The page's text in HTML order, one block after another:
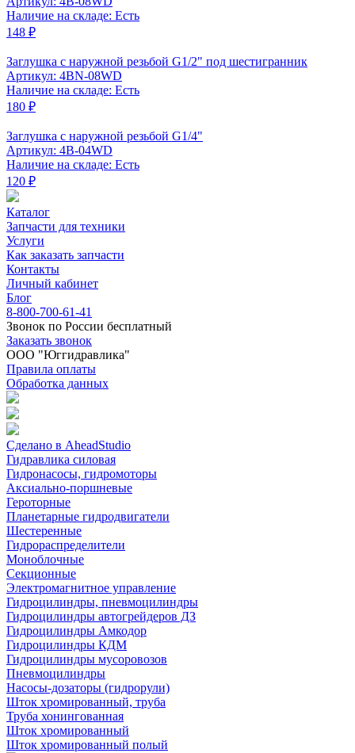
Наличие на складе: Есть
148 ₽
Заглушка с наружной резьбой G1/2" под шестигранник
Артикул: 4BN-08WD
Наличие на складе: Есть
180 ₽
Заглушка с наружной резьбой G1/4"
Артикул: 4B-04WD
Наличие на складе: Есть
120 ₽
Каталог
Запчасти для техники
Услуги
Как заказать запчасти
Контакты
Личный кабинет
Блог
8-800-700-61-41
Звонок по России бесплатный
Заказать звонок
ООО "Юггидравлика"
Правила оплаты
Обработка данных
Сделано в AheadStudio
Гидравлика силовая
Гидронасосы, гидромоторы
Аксиально-поршневые
Героторные
Планетарные гидродвигатели
Шестеренные
Гидрораспределители
Моноблочные
Секционные
Электромагнитное управление
Гидроцилиндры, пневмоцилиндры
Гидроцилиндры автогрейдеров ДЗ
Гидроцилиндры Амкодор
Гидроцилиндры КДМ
Гидроцилиндры мусоровозов
Пневмоцилиндры
Насосы-дозаторы (гидрорули)
Шток хромированный, труба
Труба хонингованная
Шток хромированный
Шток хромированный полый